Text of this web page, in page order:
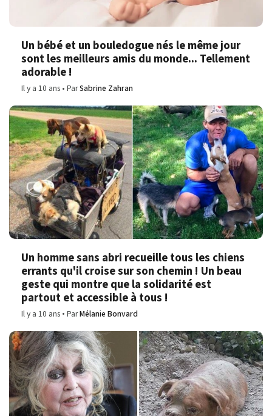
Un bébé et un bouledogue nés le même jour
sont les meilleurs amis du monde... Tellement
adorable !
Il y a 10 ans ParSabrine Zahran
Un homme sans abri recueille tous les chiens
errants qu'il croise sur son chemin ! Un beau
geste qui montre que la solidarité est
partout et accessible à tous !
Il y a 10 ans ParMélanie Bonvard